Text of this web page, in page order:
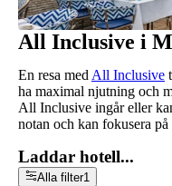
All Inclusive i
En resa med All Inclusive
ha maximal njutning och
All Inclusive ingår eller
notan och kan fokusera på
Laddar hotell...
Alla filter1